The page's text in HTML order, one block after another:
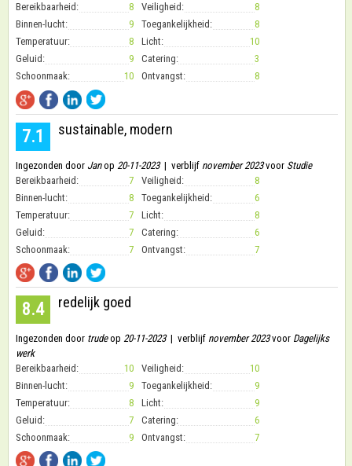
Bereikbaarheid: 8 Veiligheid:
8
Binnen-lucht:
9 Toegankelijkheid:
8
Temperatuur:
8 Licht:
10
Geluid:
9 Catering:
3
Schoonmaak:
10 Ontvangst: 8
7.1 sustainable, modern
Ingezonden door Janop 20-11-2023| verblijf november 2023voor Studie
Bereikbaarheid:
7 Veiligheid:
8
Binnen-lucht:
8 Toegankelijkheid:
6
Temperatuur:
7 Licht:
8
Geluid:
7 Catering:
6
Schoonmaak:
7 Ontvangst: 7
8.4 redelijk goed
Ingezonden door trudeop 20-11-2023| verblijf november 2023voor Dagelijks
werk
Bereikbaarheid:
10 Veiligheid:
10
Binnen-lucht:
9 Toegankelijkheid:
9
Temperatuur:
8 Licht:
9
Geluid:
7 Catering:
6
Schoonmaak:
9 Ontvangst: 7